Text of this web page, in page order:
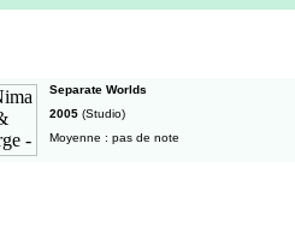
Separate Worlds
2005 (Studio)
Moyenne : pas de note